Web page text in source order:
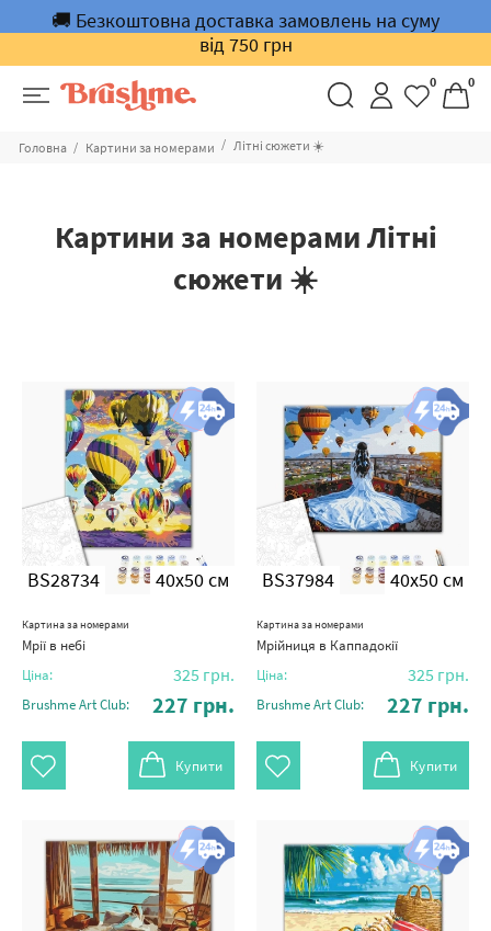
🚚 Безкоштовна доставка замовлень на суму
від 750 грн
0 0
Головна Картини за номерами Літні сюжети ☀️
Картини за номерами Літні
сюжети ☀️
BS28734 40x50 см
Картина за номерами
Мрії в небі
Ціна: 325 грн.
Brushme Art Club: 227 грн.
Купити
BS37984 40x50 см
Картина за номерами
Мрійниця в Каппадокії
Ціна: 325 грн.
Brushme Art Club: 227 грн.
Купити